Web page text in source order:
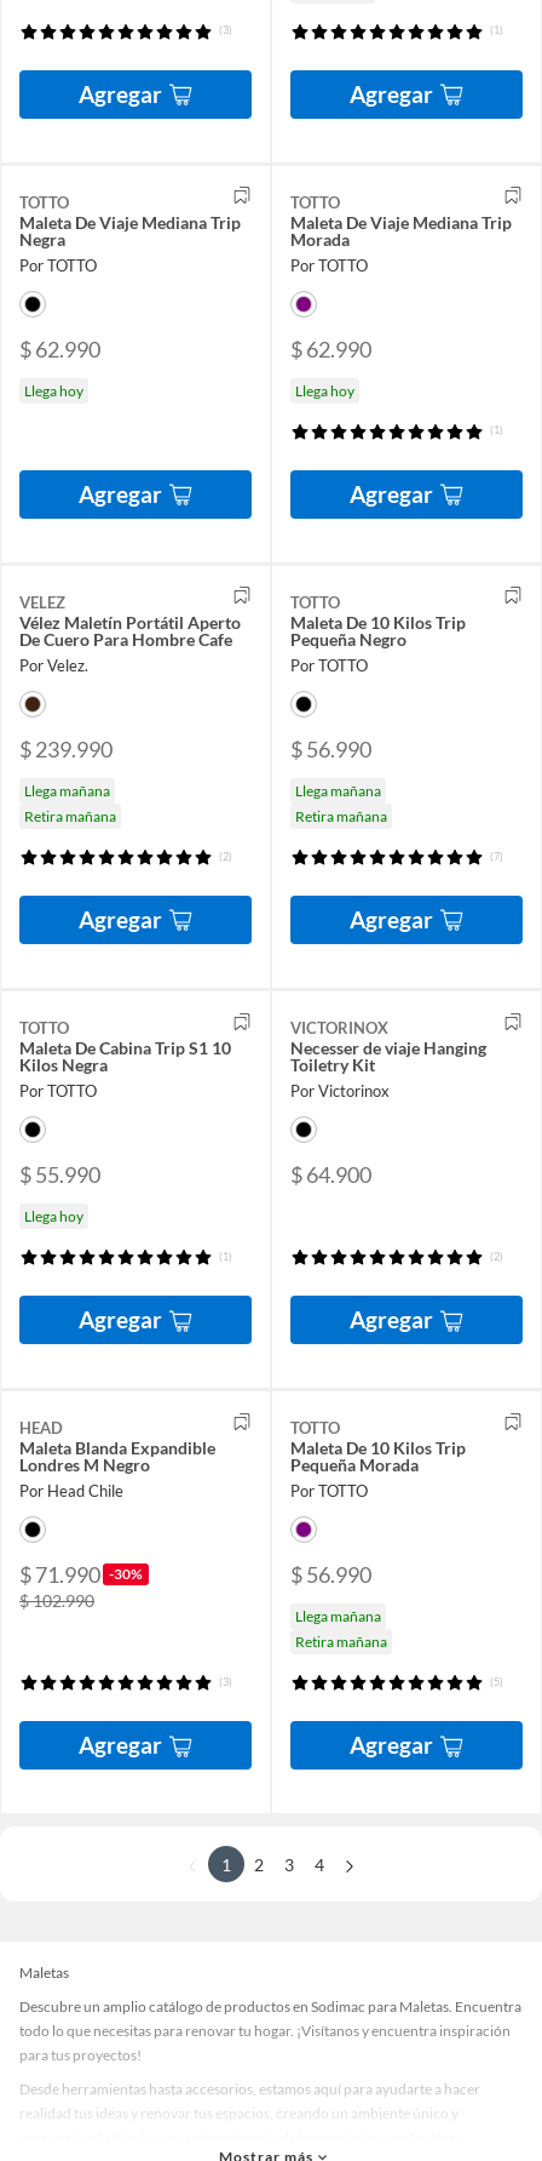
(3)
Agregar
(1)
Agregar
TOTTO
Maleta De Viaje Mediana Trip
Negra
Por TOTTO
$ 62.990
Llega hoy
Agregar
TOTTO
Maleta De Viaje Mediana Trip
Morada
Por TOTTO
$ 62.990
Llega hoy
(1)
Agregar
VELEZ
Vélez Maletín Portátil Aperto
De Cuero Para Hombre Cafe
Por Velez.
$ 239.990
Llega mañana
Retira mañana
(2)
Agregar
TOTTO
Maleta De 10 Kilos Trip
Pequeña Negro
Por TOTTO
$ 56.990
Llega mañana
Retira mañana
(7)
Agregar
TOTTO
Maleta De Cabina Trip S1 10
Kilos Negra
Por TOTTO
$ 55.990
Llega hoy
(1)
Agregar
VICTORINOX
Necesser de viaje Hanging
Toiletry Kit
Por Victorinox
$ 64.900
(2)
Agregar
HEAD
Maleta Blanda Expandible
Londres M Negro
Por Head Chile
$ 71.990 -30%
$ 102.990
(3)
Agregar
TOTTO
Maleta De 10 Kilos Trip
Pequeña Morada
Por TOTTO
$ 56.990
Llega mañana
Retira mañana
(5)
Agregar
1 2 3 4
Maletas
Descubre un amplio catálogo de productos en Sodimac para Maletas. Encuentra
todo lo que necesitas para renovar tu hogar. ¡Visítanos y encuentra inspiración
para tus proyectos!
Desde herramientas hasta accesorios, estamos aquí para ayudarte a hacer
realidad tus ideas y renovar tus espacios, creando un ambiente único y
Mostrar más